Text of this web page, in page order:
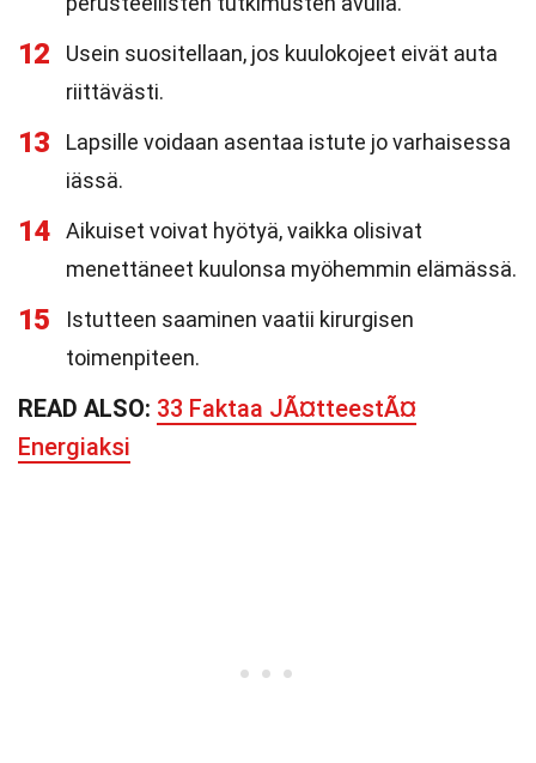
12
Usein suositellaan, jos kuulokojeet eivät auta
riittävästi.
13
Lapsille voidaan asentaa istute jo varhaisessa
iässä.
14
Aikuiset voivat hyötyä, vaikka olisivat
menettäneet kuulonsa myöhemmin elämässä.
15
Istutteen saaminen vaatii kirurgisen
toimenpiteen.
READ ALSO: 33 Faktaa JÃ¤tteestÃ¤
Energiaksi